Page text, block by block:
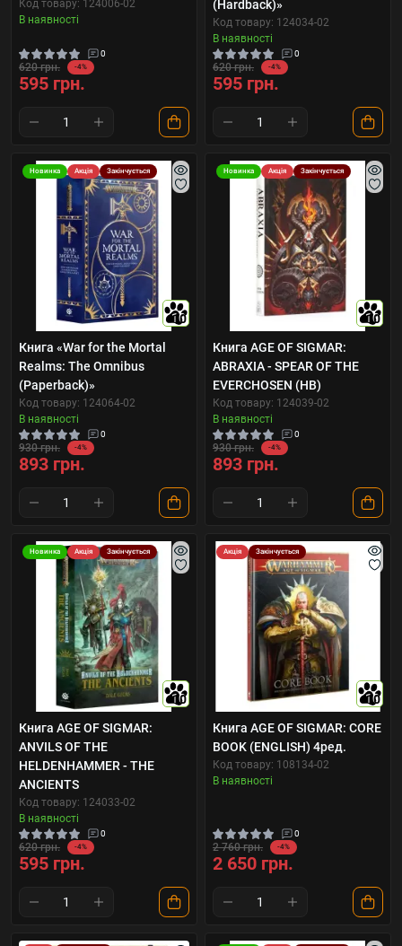
Код товару: 124006-02
В наявності
0
620 грн. -4%
595 грн.
(Hardback)»
Код товару: 124034-02
В наявності
0
620 грн. -4%
595 грн.
Новинка Акція Закінчується
10
Книга «War for the Mortal
Realms: The Omnibus
(Paperback)»
Код товару: 124064-02
В наявності
0
930 грн. -4%
893 грн.
Новинка Акція Закінчується
10
Книга AGE OF SIGMAR:
ABRAXIA - SPEAR OF THE
EVERCHOSEN (HB)
Код товару: 124039-02
В наявності
0
930 грн. -4%
893 грн.
Новинка Акція Закінчується
10
Книга AGE OF SIGMAR:
ANVILS OF THE
HELDENHAMMER - THE
ANCIENTS
Код товару: 124033-02
В наявності
0
620 грн. -4%
595 грн.
Акція Закінчується
10
Книга AGE OF SIGMAR: CORE
BOOK (ENGLISH) 4ред.
Код товару: 108134-02
В наявності
0
2 760 грн. -4%
2 650 грн.